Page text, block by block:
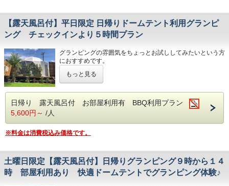
・国産牛サーロインステーキ／豚肉／鶏肉／ぐるぐるウイン
ナー／海老／川魚の塩焼き／焼き野菜／焼きおにぎり／焼き
バナナ
・ホットサンド／野菜サラダ／ヨーグルト／フルーツジュ
ース
フロントにてお買い求めください。
お食事の内容は変更する場合がございます。
◆キャンプファイヤー…毎日開催（１９：３０～２０：３
◆駐車場は１台無料 ２台目から１台につき１０００円かか
【露天風呂付】平日限定 日帰りドームテント利用グランピ
ング チェックインより５時間プラン
グランピングの雰囲気をちょっとお試ししてみたいという方
におすすめです。
エアコン完備のドームテントでのんびり過ごしていただけま
す。食材をご希望の場合はオプションから選択ください２名
様分より注文を承っております。食材のご注文は前日の正午
までとなります
各テントごとに、露天風呂・トイレ・シャワー・洗面台を完
◆ご利用時間 １０：３０～１９：００までのチェックイン
から５時間利用できます 最終チェックアウトは２１時００
分となります（お客様のご都合によりチェックインが遅くな
もっと見る
日帰り 露天風呂付 お部屋利用有 BBQ利用プラン
5,600円～ /人
※料金は消費税込み価格です。
土曜日限定【露天風呂付】日帰りグランピング９時から１４
時 部屋利用あり 快適ドームテントでグランピング体験♪